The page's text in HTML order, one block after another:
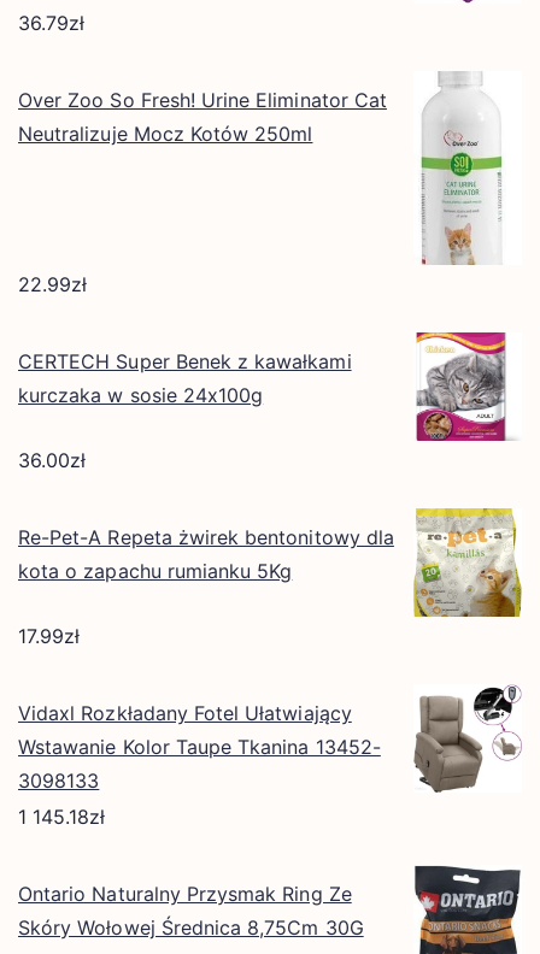
36.79zł
Over Zoo So Fresh! Urine Eliminator Cat
Neutralizuje Mocz Kotów 250ml
22.99zł
CERTECH Super Benek z kawałkami
kurczaka w sosie 24x100g
36.00zł
Re-Pet-A Repeta żwirek bentonitowy dla
kota o zapachu rumianku 5Kg
17.99zł
Vidaxl Rozkładany Fotel Ułatwiający
Wstawanie Kolor Taupe Tkanina 13452-
3098133
1 145.18zł
Ontario Naturalny Przysmak Ring Ze
Skóry Wołowej Średnica 8,75Cm 30G